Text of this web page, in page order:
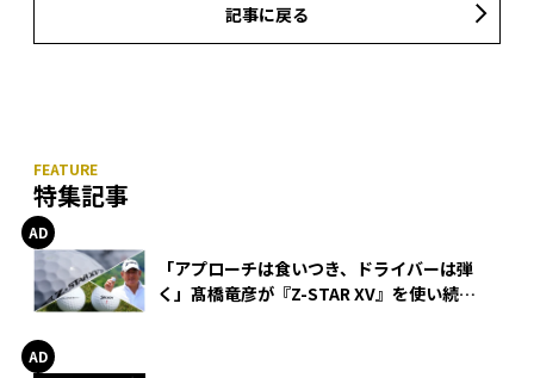
記事に戻る
特集記事
「アプローチは食いつき、ドライバーは弾
く」髙橋竜彦が『Z-STAR XV』を使い続け